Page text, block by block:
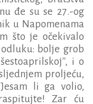
đe su se 27.-og
u Napomenama
što je očekivalo
bolje grob
i o
proljeću,
li ga volio,
Zar ću